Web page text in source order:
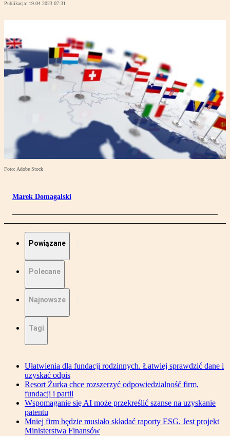
Publikacja: 19.04.2023 07:31
Foto: Adobe Stock
Marek Domagalski
Powiązane
Polecane
Najnowsze
Tagi
Ułatwienia dla fundacji rodzinnych. Łatwiej sprawdzić dane i
uzyskać odpis
Resort Żurka chce rozszerzyć odpowiedzialność firm,
fundacji i partii
Wspomaganie się AI może przekreślić szanse na uzyskanie
patentu
Mniej firm będzie musiało składać raporty ESG. Jest projekt
Ministerstwa Finansów